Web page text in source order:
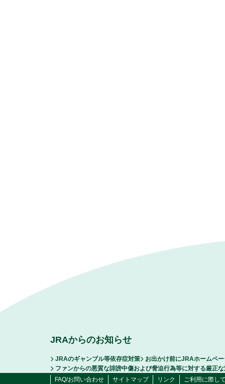
JRAからのお知らせ
JRAのギャンブル等依存症対策
お出かけ前にJRAホームペ
ファンからの悪質な誹謗中傷および脅迫行為等に対する厳正
FAQ/お問い合わせ
サイトマップ リンク ご利用に際し